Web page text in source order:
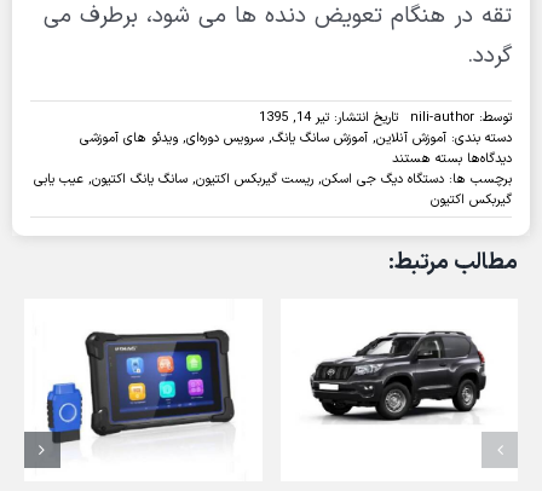
تقه در هنگام تعویض دنده ها می شود، برطرف می
گردد.
توسط: nili-author
تاریخ انتشار: تیر 14, 1395
دسته بندی: آموزش آنلاین, آموزش سانگ یانگ, سرویس دوره‌ای, ویدئو های آموزشی
دیدگاه‌ها برای
ویدئو:ریست
ایسیو
گیربکس
خودروی
سانگ
دیاگ
جی
اسکن
بسته هستند
برچسب ها: دستگاه دیگ جی اسکن, ریست گیربکس اکتیون, سانگ یانگ اکتیون, عیب یابی
گیربکس اکتیون
مطالب مرتبط: